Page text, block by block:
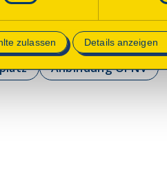
zulassen Details anzeigen
Raiffeisenbotschafterin,
spannende Einblicke in das
Anbindung ÖPNV